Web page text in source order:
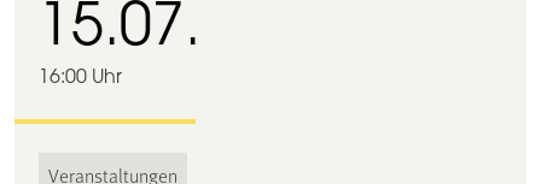
15.07.
16:00 Uhr
Veranstaltungen